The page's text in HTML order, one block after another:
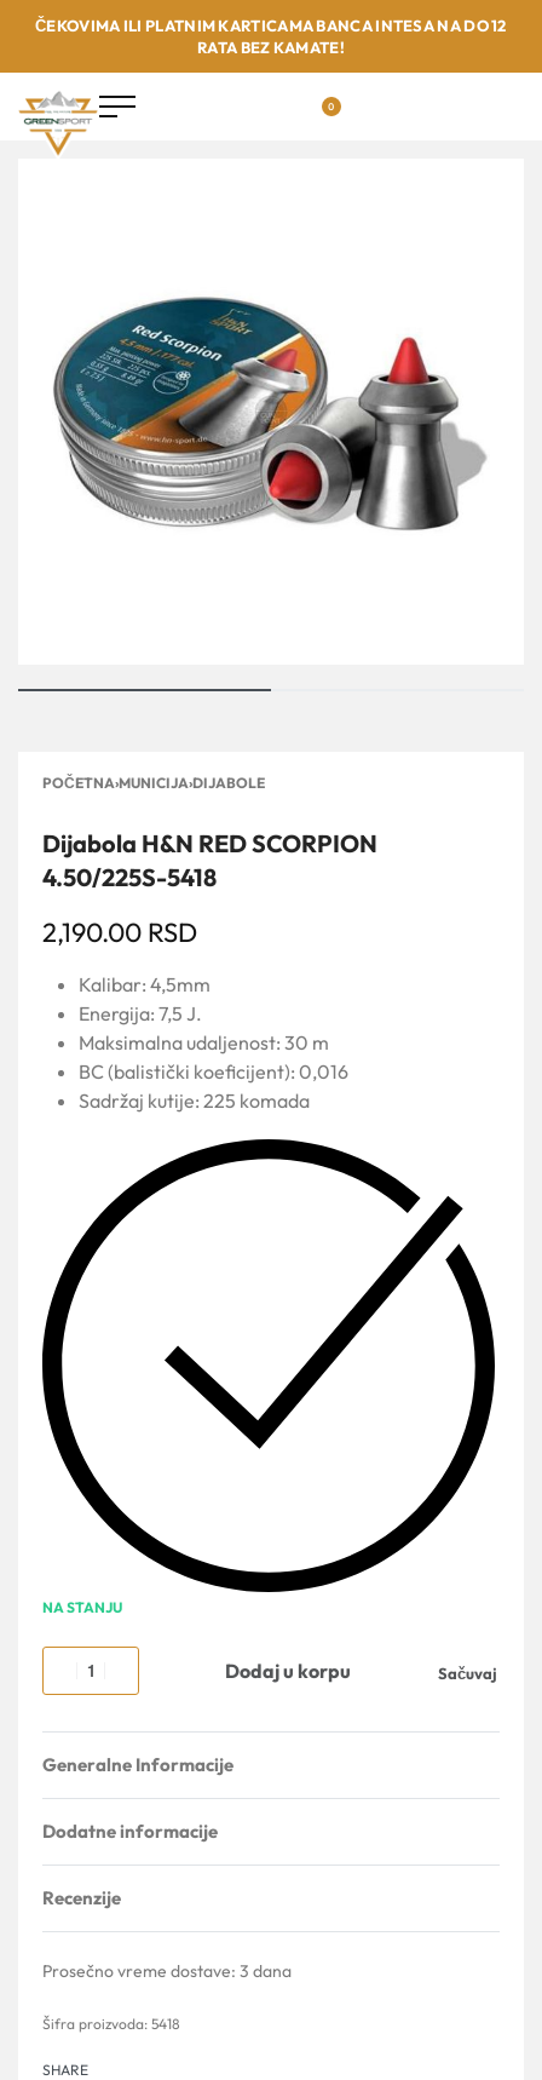
ČEKOVIMA ILI PLATNIM KARTICAMA BANCA INTESA NA DO 12
RATA BEZ KAMATE!
0
POČETNA›MUNICIJA›DIJABOLE
Dijabola H&N RED SCORPION
4.50/225S-5418
2,190.00 RSD
Kalibar: 4,5mm
Energija: 7,5 J.
Maksimalna udaljenost: 30 m
BC (balistički koeficijent): 0,016
Sadržaj kutije: 225 komada
NA STANJU
Dodaj u korpu Sačuvaj
Generalne Informacije
Dodatne informacije
Recenzije
Prosečno vreme dostave: 3 dana
5418
SHARE